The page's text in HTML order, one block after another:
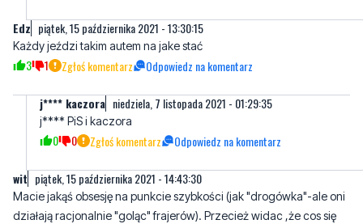
Edz piątek, 15 października 2021 - 13:30:15
Każdy jeździ takim autem na jake stać
3 1 Zgłoś komentarz Odpowiedz na komentarz
j**** kaczora niedziela, 7 listopada 2021 - 01:29:35
j**** PiS i kaczora
0 0 Zgłoś komentarz Odpowiedz na komentarz
wit piątek, 15 października 2021 - 14:43:30
Macie jakąś obsesję na punkcie szybkości (jak "drogówka"-ale oni
działają racjonalnie "goląc" frajerów). Przecież widac ,że cos się